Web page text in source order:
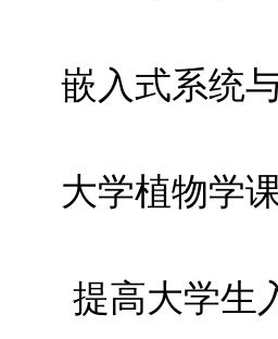
嵌入式系统
大学植物学
提高大学生